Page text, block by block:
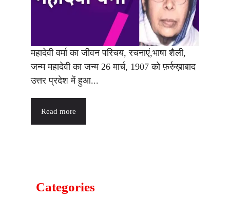
महादेवी वर्मा का जीवन परिचय, रचनाएं,भाषा शैली,
जन्म महादेवी का जन्म 26 मार्च, 1907 को फ़र्रुख़ाबाद
उत्तर प्रदेश में हुआ...
Read more
Categories